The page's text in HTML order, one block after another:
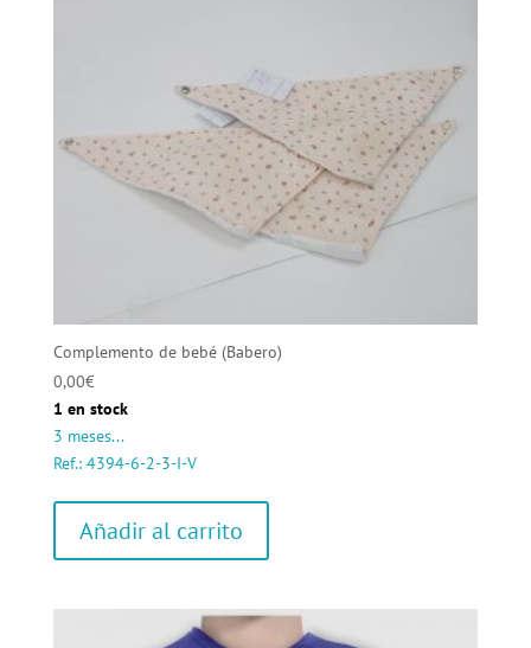
Complemento de bebé (Babero)
0,00€
1 en stock
3 meses...
Ref.: 4394-6-2-3-I-V
Añadir al carrito